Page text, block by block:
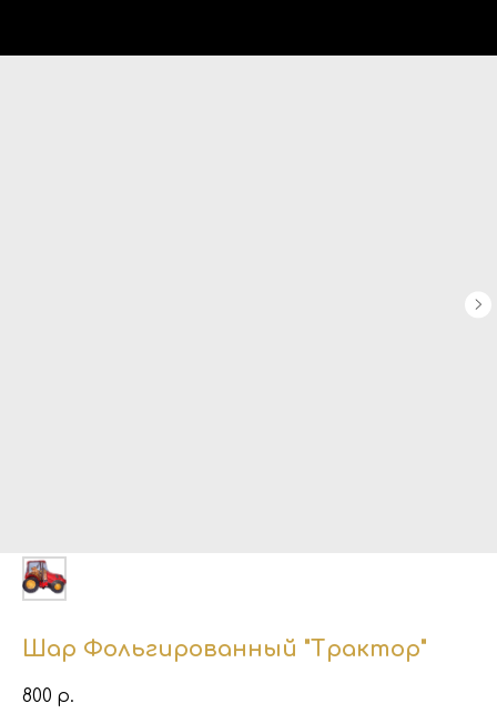
Шар Фольгированный "Трактор"
800 р.